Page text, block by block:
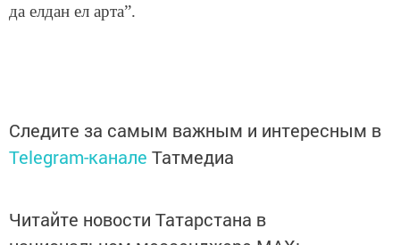
да елдан ел арта”.
Следите за самым важным и интересным в
Telegram-канале Татмедиа
Читайте новости Татарстана в